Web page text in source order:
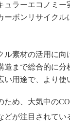
ュラーエコノミ
ーボンリサイクル
素材の活用に向
造まで総合的に
い用途で、より使
め、大気中のCO
どが注目されてい